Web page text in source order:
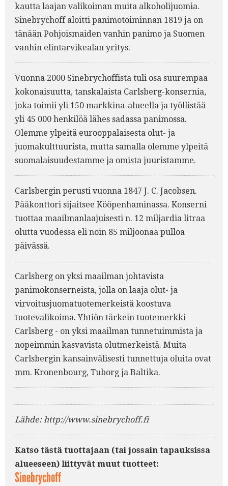
kautta laajan valikoiman muita alkoholijuomia.
Sinebrychoff aloitti panimotoiminnan 1819 ja on
tänään Pohjoismaiden vanhin panimo ja Suomen
vanhin elintarvikealan yritys.
Vuonna 2000 Sinebrychoffista tuli osa suurempaa
kokonaisuutta, tanskalaista Carlsberg-konsernia,
joka toimii yli 150 markkina-alueella ja työllistää
yli 45 000 henkilöä lähes sadassa panimossa.
Olemme ylpeitä eurooppalaisesta olut- ja
juomakulttuurista, mutta samalla olemme ylpeitä
suomalaisuudestamme ja omista juuristamme.
Carlsbergin perusti vuonna 1847 J. C. Jacobsen.
Pääkonttori sijaitsee Kööpenhaminassa. Konserni
tuottaa maailmanlaajuisesti n. 12 miljardia litraa
olutta vuodessa eli noin 85 miljoonaa pulloa
päivässä.
Carlsberg on yksi maailman johtavista
panimokonserneista, jolla on laaja olut- ja
virvoitusjuomatuotemerkeistä koostuva
tuotevalikoima. Yhtiön tärkein tuotemerkki -
Carlsberg - on yksi maailman tunnetuimmista ja
nopeimmin kasvavista olutmerkeistä. Muita
Carlsbergin kansainvälisesti tunnettuja oluita ovat
mm. Kronenbourg, Tuborg ja Baltika.
Lähde: http://www.sinebrychoff.fi
Katso tästä tuottajaan (tai jossain tapauksissa
alueeseen) liittyvät muut tuotteet:
Sinebrychoff